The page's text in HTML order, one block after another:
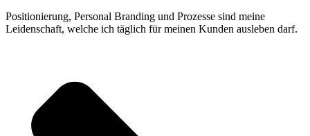
Positionierung, Personal Branding und Prozesse sind meine
Leidenschaft, welche ich täglich für meinen Kunden ausleben darf.